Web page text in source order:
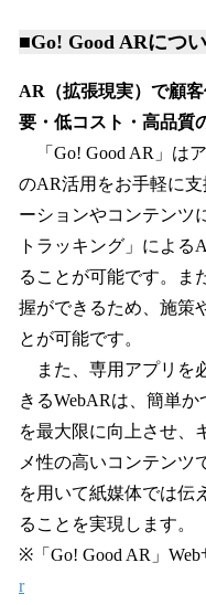
■Go! Good ARにつ
AR（拡張現実）で顧
要・低コスト・高品質
「Go! Good AR」は
のAR活用をお手軽に
ーションやコンテンツ
トラッキング」による
ることが可能です。ま
握ができるため、施策
とが可能です。
また、専用アプリを
きるWebARは、簡単
を最大限に向上させ、
メ性の高いコンテンツ
を用いて紙媒体では伝
ることを実現します。
※「Go! Good AR」
r